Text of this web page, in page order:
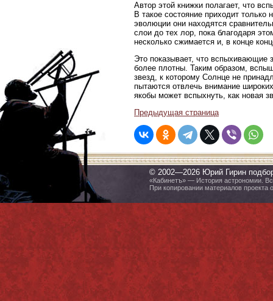
Автор этой книжки полагает, что
В такое состояние приходит
эволюции они находятся
слои до тех лор, пока благодаря
несколько сжимается и, в конце
Это показывает, что вспыхивающие
более плотны. Таким образом,
звезд, к которому Солнце не
пытаются отвлечь внимание
якобы может вспыхнуть, как новая
Предыдущая страница
© 2002—2026 Юрий Гирин
«Кабинетъ» — История астрономии.
При копировании материалов проекта